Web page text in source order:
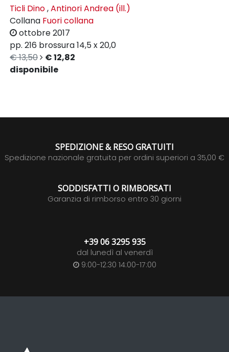
Ticli Dino,Antinori Andrea (ill.)
Collana Fuori collana
ottobre 2017
pp. 216 brossura14,5 x 20,0
€ 13,50
€ 12,82
disponibile
SPEDIZIONE & RESO GRATUITI
Spedizione nazionale gratuita per ordini superiori a 35,00 €
SODDISFATTI O RIMBORSATI
Garanzia di rimborso entro 30 giorni
+39 06 3295 935
dal lunedì al venerdì
9:00-12:30 14:00-17:00